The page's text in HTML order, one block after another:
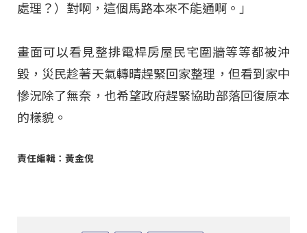
處理？）對啊，這個馬路本來不能通啊。」
畫面可以看見整排電桿房屋民宅圍牆等等都被沖
毀，災民趁著天氣轉晴趕緊回家整理，但看到家中
慘況除了無奈，也希望政府趕緊協助部落回復原本
的樣貌。
責任編輯：黃金倪